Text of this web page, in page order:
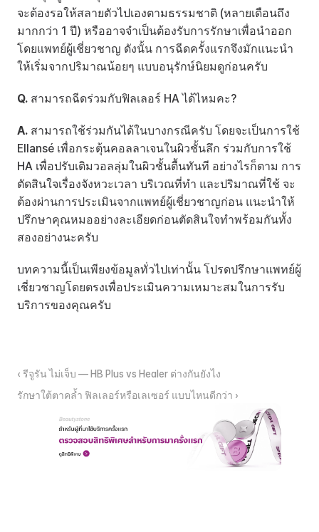
จะต้องรอให้สลายตัวไปเองตามธรรมชาติ (หลายเดือนถึง
มากกว่า 1 ปี) หรืออาจจำเป็นต้องรับการรักษาเพื่อนำออก
โดยแพทย์ผู้เชี่ยวชาญ ดังนั้น การฉีดครั้งแรกจึงมักแนะนำ
ให้เริ่มจากปริมาณน้อยๆ แบบอนุรักษ์นิยมดูก่อนครับ
Q. สามารถฉีดร่วมกับฟิลเลอร์ HA ได้ไหมคะ?
A. สามารถใช้ร่วมกันได้ในบางกรณีครับ โดยจะเป็นการใช้
Ellansé เพื่อกระตุ้นคอลลาเจนในผิวชั้นลึก ร่วมกับการใช้
HA เพื่อปรับเติมวอลลุ่มในผิวชั้นตื้นทันที อย่างไรก็ตาม การ
ตัดสินใจเรื่องจังหวะเวลา บริเวณที่ทำ และปริมาณที่ใช้ จะ
ต้องผ่านการประเมินจากแพทย์ผู้เชี่ยวชาญก่อน แนะนำให้
ปรึกษาคุณหมออย่างละเอียดก่อนตัดสินใจทำพร้อมกันทั้ง
สองอย่างนะครับ
บทความนี้เป็นเพียงข้อมูลทั่วไปเท่านั้น โปรดปรึกษาแพทย์ผู้
เชี่ยวชาญโดยตรงเพื่อประเมินความเหมาะสมในการรับ
บริการของคุณครับ
‹ รีจูรัน ไม่เจ็บ — HB Plus vs Healer ต่างกันยังไง
รักษาใต้ตาคล้ำ ฟิลเลอร์หรือเลเซอร์ แบบไหนดีกว่า ›